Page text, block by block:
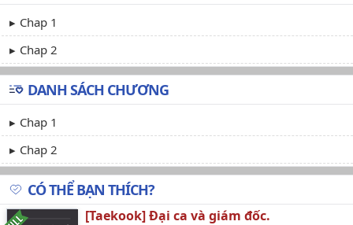
Chap 1
Chap 2
DANH SÁCH CHƯƠNG
Chap 1
Chap 2
CÓ THỂ BẠN THÍCH?
[Taekook] Đại ca và giám đốc.